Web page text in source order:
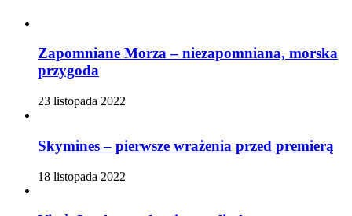
Zapomniane Morza – niezapomniana, morska
przygoda
23 listopada 2022
Skymines – pierwsze wrażenia przed premierą
18 listopada 2022